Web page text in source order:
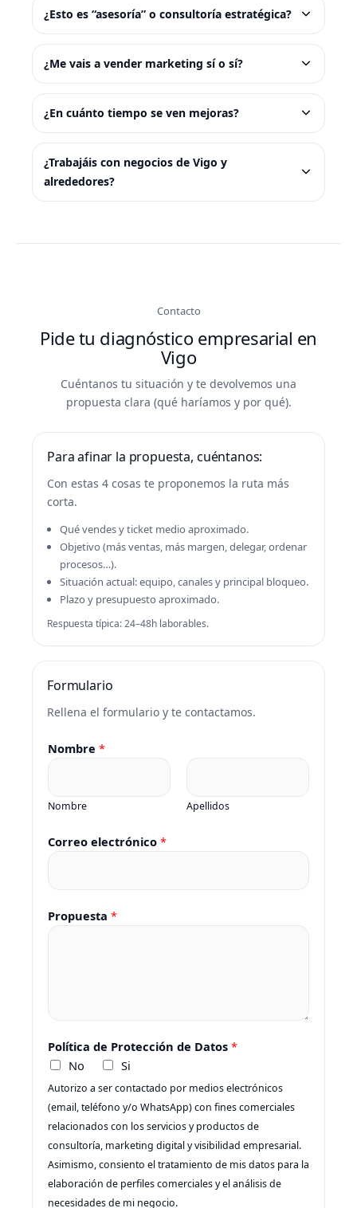
¿Esto es “asesoría” o consultoría estratégica?
¿Me vais a vender marketing sí o sí?
¿En cuánto tiempo se ven mejoras?
¿Trabajáis con negocios de Vigo y
alrededores?
Contacto
Pide tu diagnóstico empresarial en
Vigo
Cuéntanos tu situación y te devolvemos una
propuesta clara (qué haríamos y por qué).
Para afinar la propuesta, cuéntanos:
Con estas 4 cosas te proponemos la ruta más
corta.
Qué vendes y ticket medio aproximado.
Objetivo (más ventas, más margen, delegar, ordenar
procesos…).
Situación actual: equipo, canales y principal bloqueo.
Plazo y presupuesto aproximado.
Respuesta típica: 24–48h laborables.
Formulario
Rellena el formulario y te contactamos.
Nombre *
Nombre Apellidos
Correo electrónico *
Propuesta *
D
t
o
s
*
Política de Protección de Datos *
No
Si
Autorizo a ser contactado por medios electrónicos
(email, teléfono y/o WhatsApp) con fines comerciales
relacionados con los servicios y productos de
consultoría, marketing digital y visibilidad empresarial.
Asimismo, consiento el tratamiento de mis datos para la
elaboración de perfiles comerciales y el análisis de
necesidades de mi negocio.